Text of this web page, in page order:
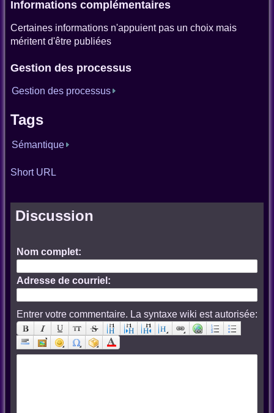
Informations complémentaires
Certaines informations n'appuient pas un choix mais
méritent d'être publiées
Gestion des processus
Gestion des processus
Tags
Sémantique
Short URL
Discussion
Nom complet:
Adresse de courriel:
Entrer votre commentaire. La syntaxe wiki est autorisée: